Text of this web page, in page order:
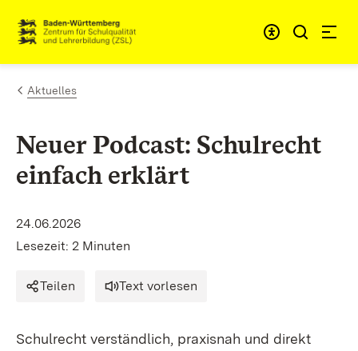
Zum Inhalt springen
Link zur Startseite
Aktuelles
Neuer Podcast: Schulrecht
einfach erklärt
24.06.2026
Lesezeit: 2 Minuten
Teilen Text vorlesen
Schulrecht verständlich, praxisnah und direkt